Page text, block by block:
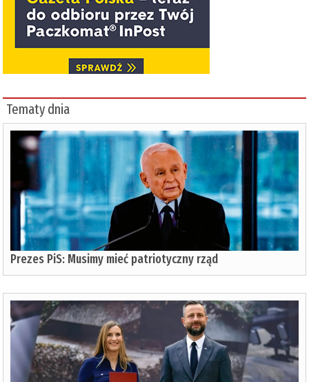
Tematy dnia
Prezes PiS: Musimy mieć patriotyczny rząd